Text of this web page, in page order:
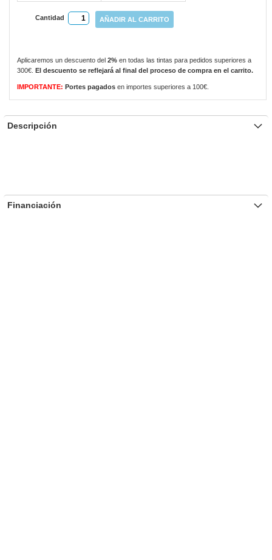
Cantidad AÑADIR AL CARRITO
Aplicaremos un descuento del 2% en todas las tintas para pedidos superiores a
300€.
El descuento se reflejará al final del proceso de compra en el carrito.
IMPORTANTE: Portes pagados en importes superiores a 100€.
Descripción
Financiación